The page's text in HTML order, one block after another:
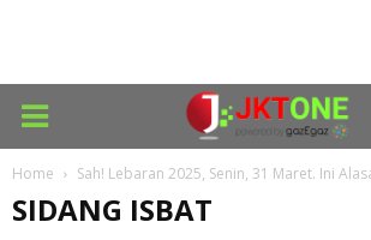
Home Sah! Lebaran 2025, Senin, 31 Maret. Ini
SIDANG ISBAT